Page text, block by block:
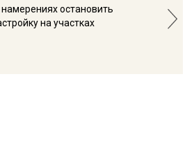
остановить
на участках